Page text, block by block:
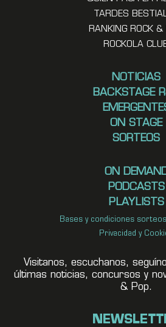
TARDES
RANKING ROCK &
ROCKOLA
NOTICIAS
BACKSTAGE
ON STAGE
SORTEOS
ON
PODCASTS
PLAYLISTS
Bases y condiciones
Privacidad y
Visitanos, escuchanos,
últimas noticias, concursos y
& Pop.